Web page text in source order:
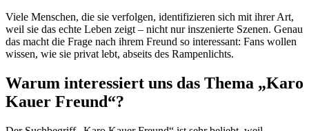
Viele Menschen, die sie verfolgen, identifizieren sich mit ihrer Art,
weil sie das echte Leben zeigt – nicht nur inszenierte Szenen. Genau
das macht die Frage nach ihrem Freund so interessant: Fans wollen
wissen, wie sie privat lebt, abseits des Rampenlichts.
Warum interessiert uns das Thema „Karo
Kauer Freund“?